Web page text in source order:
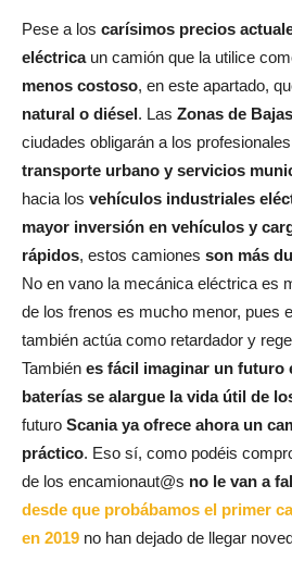
Pese a los carísimos precios
eléctricaun camión que la utilice
menos costoso, en este apartado,
natural o diésel . Las Zonas de
ciudades obligarán a los
transporte urbano y servicios
hacia los vehículos industriales
mayor inversión en vehículos y
rápidos, estos camiones son más
No en vano la mecánica eléctrica es
de los frenos es mucho menor, pues
también actúa como retardador y
También es fácil imaginar un futuro
baterías se alargue la vida útil de
futuro Scania ya ofrece ahora un
práctico. Eso sí, como podéis
de los encamionaut@s no le van a
desde que probábamos el primer
en 2019 no han dejado de llegar